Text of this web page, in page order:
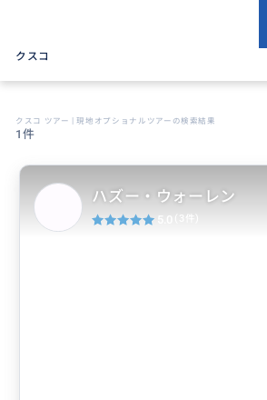
クスコ
クスコ ツアー | 現地オプショナルツアーの検索結果
1件
ハズー・ウォーレン
5.0 (3件)